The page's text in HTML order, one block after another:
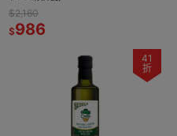
$2,160
$986
41
折